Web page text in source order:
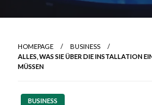
HOMEPAGE
BUSINESS
ALLES, WAS SIE ÜBER DIE INSTALLATION
MÜSSEN
BUSINESS